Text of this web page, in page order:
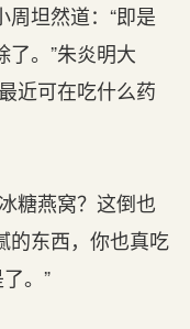
坦然道：“即是
了。”朱炎明大
近可在吃什么药
糖燕窝？这倒也
的东西，你也真吃
。”